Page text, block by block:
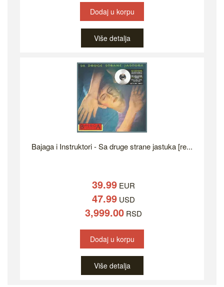
Dodaj u korpu
Više detalja
Bajaga i Instruktori - Sa druge strane jastuka [re...
39.99EUR
47.99USD
3,999.00RSD
Dodaj u korpu
Više detalja